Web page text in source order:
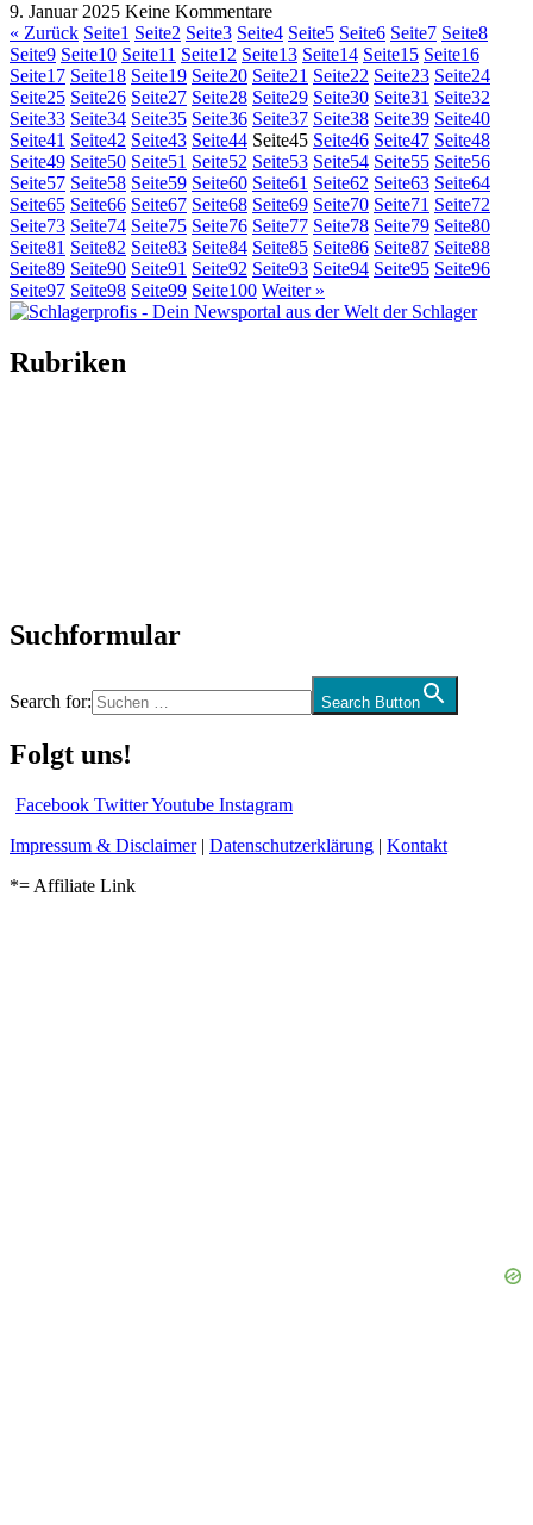
9. Januar 2025 Keine Kommentare
« Zurück Seite1 Seite2 Seite3 Seite4 Seite5 Seite6 Seite7 Seite8
Seite9 Seite10 Seite11 Seite12 Seite13 Seite14 Seite15 Seite16
Seite17 Seite18 Seite19 Seite20 Seite21 Seite22 Seite23 Seite24
Seite25 Seite26 Seite27 Seite28 Seite29 Seite30 Seite31 Seite32
Seite33 Seite34 Seite35 Seite36 Seite37 Seite38 Seite39 Seite40
Seite41 Seite42 Seite43 Seite44 Seite45 Seite46 Seite47 Seite48
Seite49 Seite50 Seite51 Seite52 Seite53 Seite54 Seite55 Seite56
Seite57 Seite58 Seite59 Seite60 Seite61 Seite62 Seite63 Seite64
Seite65 Seite66 Seite67 Seite68 Seite69 Seite70 Seite71 Seite72
Seite73 Seite74 Seite75 Seite76 Seite77 Seite78 Seite79 Seite80
Seite81 Seite82 Seite83 Seite84 Seite85 Seite86 Seite87 Seite88
Seite89 Seite90 Seite91 Seite92 Seite93 Seite94 Seite95 Seite96
Seite97 Seite98 Seite99 Seite100 Weiter »
Rubriken
Suchformular
Search for: Search Button
Folgt uns!
Facebook TwitterYoutube Instagram
Impressum & Disclaimer| Datenschutzerklärung | Kontakt
*= Affiliate Link